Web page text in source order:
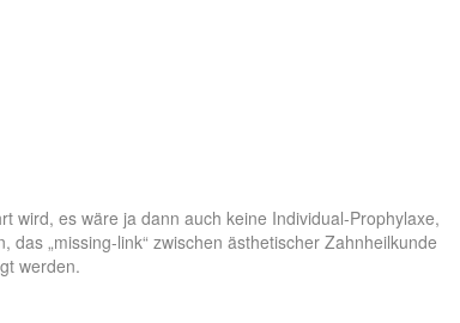
wird, es wäre ja dann auch keine Individual-Prophylaxe,
„missing-link“ zwischen ästhetischer Zahnheilkunde
werden.